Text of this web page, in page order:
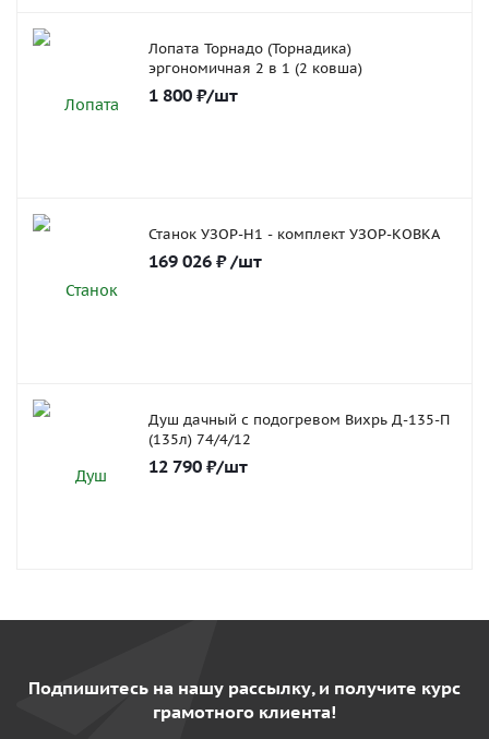
Лопата Торнадо (Торнадика)
эргономичная 2 в 1 (2 ковша)
1 800 ₽/шт
Станок УЗОР-Н1 - комплект УЗОР-КОВКА
169 026 ₽ /шт
Душ дачный с подогревом Вихрь Д-135-П
(135л) 74/4/12
12 790 ₽/шт
Подпишитесь на нашу рассылку, и получите курс
грамотного клиента!